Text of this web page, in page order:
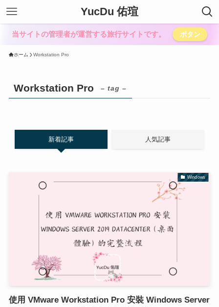
YucDu 佑瑄
当サイトの管理者が運営する旅行サイトです。 ボタン
ホーム Workstation Pro
Workstation Pro – tag –
新着記事 人気記事
Windows
使用 VMware Workstation Pro 安裝 Windows Server